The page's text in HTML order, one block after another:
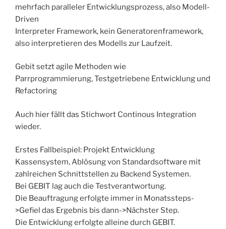
mehrfach paralleler Entwicklungsprozess, also Modell-
Driven
Interpreter Framework, kein Generatorenframework,
also interpretieren des Modells zur Laufzeit.
Gebit setzt agile Methoden wie
Parrprogrammierung, Testgetriebene Entwicklung und
Refactoring
Auch hier fällt das Stichwort Continous Integration
wieder.
Erstes Fallbeispiel: Projekt Entwicklung
Kassensystem, Ablösung von Standardsoftware mit
zahlreichen Schnittstellen zu Backend Systemen.
Bei GEBIT lag auch die Testverantwortung.
Die Beauftragung erfolgte immer in Monatssteps-
>Gefiel das Ergebnis bis dann->Nächster Step.
Die Entwicklung erfolgte alleine durch GEBIT.